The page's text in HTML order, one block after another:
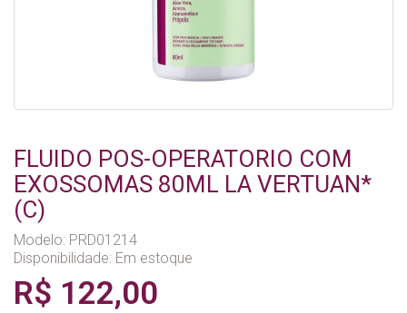
FLUIDO POS-OPERATORIO COM
EXOSSOMAS 80ML LA VERTUAN*
(C)
Modelo: PRD01214
Disponibilidade: Em estoque
R$ 122,00